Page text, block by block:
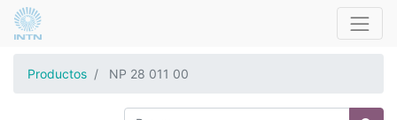
Productos NP 28 011 00